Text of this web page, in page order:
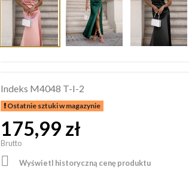
Indeks M4048 T-I-2
Ostatnie sztuki w magazynie
175,99 zł
Brutto
 Wyświetl historyczną cenę produktu